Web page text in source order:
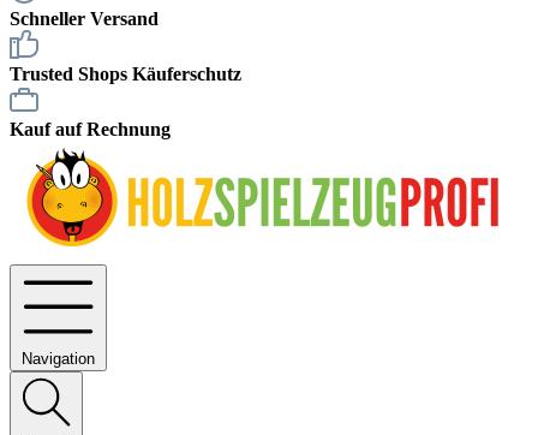
Schneller Versand
Trusted Shops Käuferschutz
Kauf auf Rechnung
Navigation